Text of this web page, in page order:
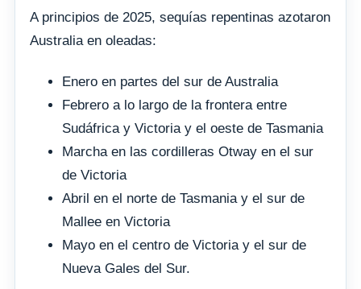
A principios de 2025, sequías repentinas azotaron
Australia en oleadas:
Enero en partes del sur de Australia
Febrero a lo largo de la frontera entre
Sudáfrica y Victoria y el oeste de Tasmania
Marcha en las cordilleras Otway en el sur
de Victoria
Abril en el norte de Tasmania y el sur de
Mallee en Victoria
Mayo en el centro de Victoria y el sur de
Nueva Gales del Sur.